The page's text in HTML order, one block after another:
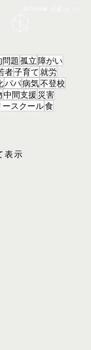
題孤立障がい
者子育て就労
パパ病気不登校
中間支援 災害
ースクール食
表示